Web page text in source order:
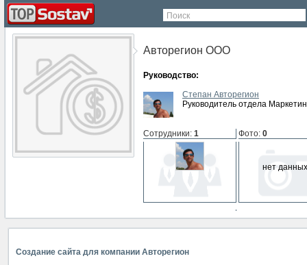
Поиск
Авторегион ООО
Руководство:
Степан Авторегион
Руководитель отдела
Сотрудники: 1 Фото: 0
нет данных
нет данных
Создание сайта для компании Авторегион